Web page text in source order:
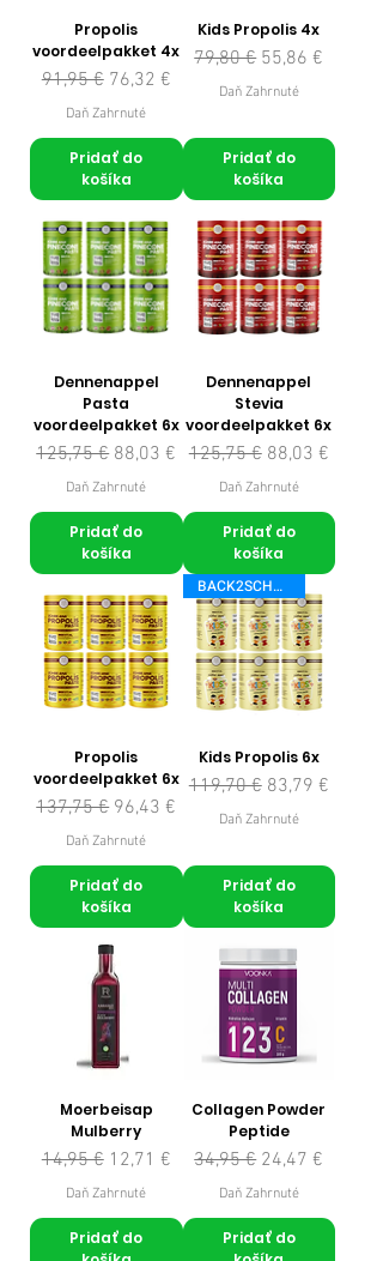
Propolis
voordeelpakket 4x
Normálna cena
91,95 € Zľavnená cena
76,32 €
Daň Zahrnuté
Pridať do
košíka
Kids Propolis 4x
Normálna cena
79,80 € Zľavnená cena
55,86 €
Daň Zahrnuté
Pridať do
košíka
Dennenappel
Pasta
voordeelpakket 6x
Normálna cena
125,75 € Zľavnená cena
88,03 €
Daň Zahrnuté
Pridať do
košíka
Dennenappel
Stevia
voordeelpakket 6x
Normálna cena
125,75 € Zľavnená cena
88,03 €
Daň Zahrnuté
Pridať do
košíka
Propolis
voordeelpakket 6x
Normálna cena
137,75 € Zľavnená cena
96,43 €
Daň Zahrnuté
Pridať do
košíka
BACK2SCHOOL
Kids Propolis 6x
Normálna cena
119,70 € Zľavnená cena
83,79 €
Daň Zahrnuté
Pridať do
košíka
Moerbeisap
Mulberry
Normálna cena
14,95 € Zľavnená cena
12,71 €
Daň Zahrnuté
Pridať do
Collagen Powder
Peptide
Normálna cena
34,95 € Zľavnená cena
24,47 €
Daň Zahrnuté
Pridať do